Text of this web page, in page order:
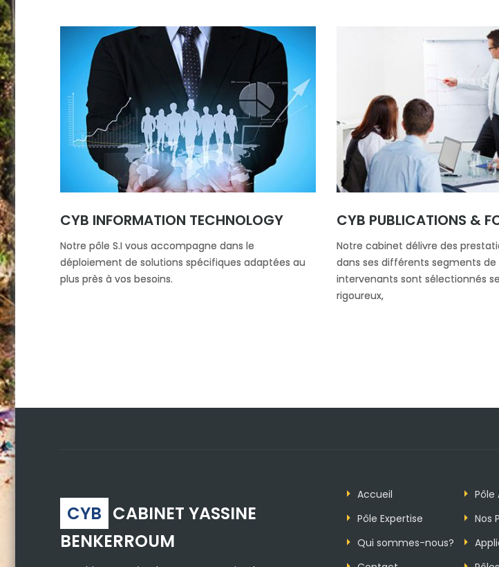
CYB INFORMATION TECHNOLOGY
Notre pôle S.I vous accompagne dans le
déploiement de solutions spécifiques adaptées au
plus près à vos besoins.
CYB PUBLICATIONS &
Notre cabinet délivre des
dans ses différents segments de
intervenants sont sélectionnés
rigoureux,
CYB CABINET YASSINE
BENKERROUM
Accueil
Pôle
Pôle Expertise
Nos
Qui sommes-nous?